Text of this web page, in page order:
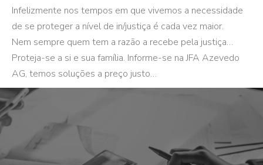
Infelizmente nos tempos em que vivemos a necessidade
de se proteger a nível de in/justiça é cada vez maior.
Nem sempre quem tem a razão a recebe pela justiça…
Proteja-se a si e sua família. Informe-se na JFA Azevedo
AG, temos soluções a preço justo…